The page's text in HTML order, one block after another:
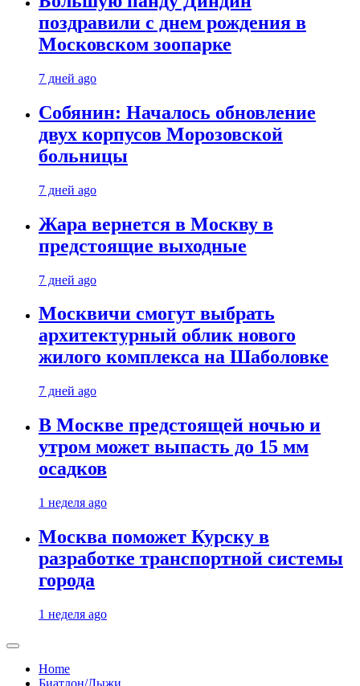
поздравили с днем рождения в
Московском зоопарке
7 дней ago
Собянин: Началось обновление
двух корпусов Морозовской
больницы
7 дней ago
Жара вернется в Москву в
предстоящие выходные
7 дней ago
Москвичи смогут выбрать
архитектурный облик нового
жилого комплекса на Шаболовке
7 дней ago
В Москве предстоящей ночью и
утром может выпасть до 15 мм
осадков
1 неделя ago
Москва поможет Курску в
разработке транспортной системы
города
1 неделя ago
Home
Биатлон/Лыжи